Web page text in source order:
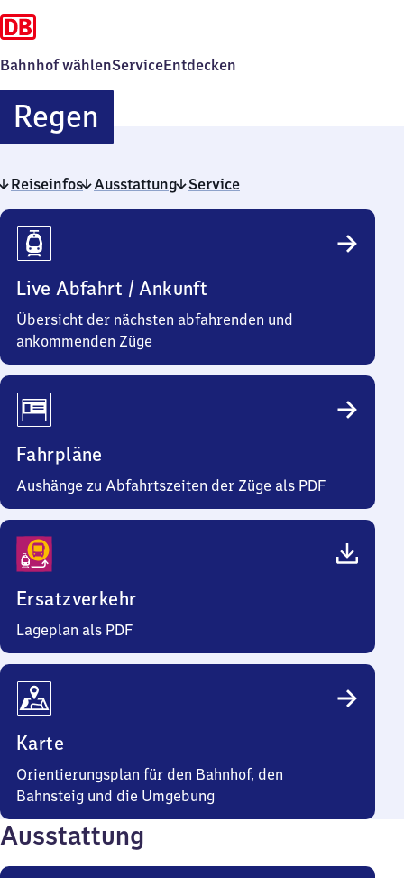
Bahnhof wählenServiceEntdecken
RegenRegen
Reiseinfos Ausstattung Service
Reiseinfos
Live Abfahrt / Ankunft
Übersicht der nächsten abfahrenden und
ankommenden Züge
Fahrpläne
Aushänge zu Abfahrtszeiten der Züge als PDF
Ersatzverkehr
Lageplan als PDF
Karte
Orientierungsplan für den Bahnhof, den
Bahnsteig und die Umgebung
Ausstattung